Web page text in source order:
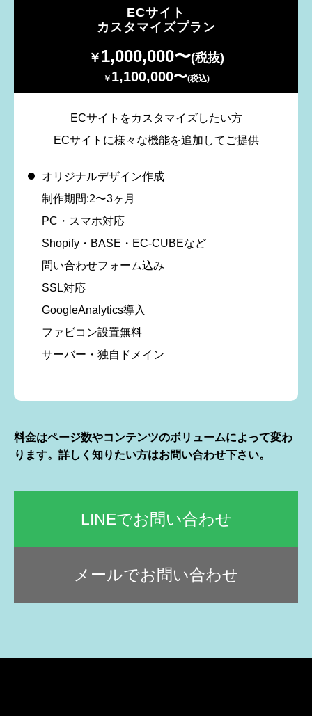
ECサイト
カスタマイズプラン
￥ 1,000,000〜(税抜)
￥ 1,100,000〜(税込)
ECサイトをカスタマイズしたい方
ECサイトに様々な機能を追加してご提供
オリジナルデザイン作成
制作期間:2〜3ヶ月
PC・スマホ対応
Shopify・BASE・EC-CUBEなど
問い合わせフォーム込み
SSL対応
GoogleAnalytics導入
ファビコン設置無料
サーバー・独自ドメイン
料金はページ数やコンテンツのボリュームによって変わ
ります。詳しく知りたい方はお問い合わせ下さい。
LINEでお問い合わせ
メールでお問い合わせ